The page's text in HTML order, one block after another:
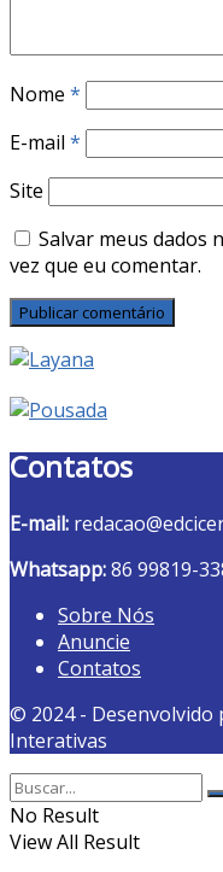
Nome *
E-mail *
Site
Salvar meus dados
vez que eu comentar.
Contatos
E-mail:
Whatsapp:86 99819-
Sobre Nós
Anuncie
Contatos
© 2024 - Desenvolvido
Interativas
No Result
View All Result